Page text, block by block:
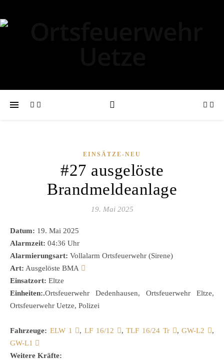
EINSÄTZE-NEU
#27 ausgelöste
Brandmeldeanlage
19. Mai 2025
Datum: 19. Mai 2025
Alarmzeit: 04:36 Uhr
Alarmierungsart: Vollalarm Ortsfeuerwehr (Sirene)
Art: Ausgelöste BMA
Einsatzort: Eltze
Einheiten:.Ortsfeuerwehr Dedenhausen, Ortsfeuerwehr Eltze,
Ortsfeuerwehr Uetze, Polizei
Fahrzeuge: ELW 1 , LF 16/12 ,TLF 16/24 Tr ,GW-L2
,
GW-L1
Weitere Kräfte: